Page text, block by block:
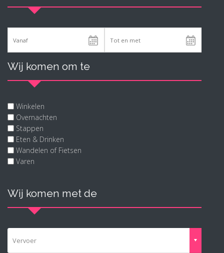
Wij komen om te
Winkelen
Overnachten
Stappen
Eten & Drinken
Wandelen of Fietsen
Varen
Wij komen met de
Vervoer